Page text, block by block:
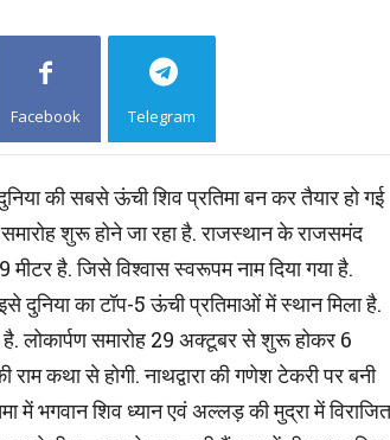
Facebook Telegram
Copy URL
की सबसे ऊंची शिव प्रतिमा बन कर तैयार हो गई
शुरू होने जा रहा है. राजस्थान के राजसमंद
मीटर है. जिसे विश्वास स्वरूपम नाम दिया गया है.
दुनिया का टॉप-5 ऊंची प्रतिमाओं में स्थान मिला है.
है. लोकार्पण समारोह 29 अक्टूबर से शुरू होकर 6
कथा से होगी. नाथद्वारा की गणेश टेकरी पर बनी
में भगवान शिव ध्यान एवं अल्लड़ की मुद्रा में विराजित